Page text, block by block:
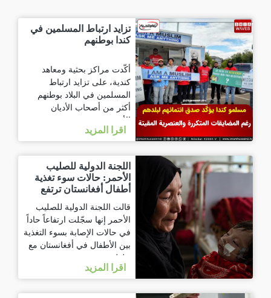
تزايد ارتباط المسلمين في
كندا بوطنهم
أكّدت مراكز بحثية ومعاهد
كندية، على تزايد ارتباط
المسلمين في البلاد بوطنهم
أكثر من أصحاب الأديان
الأخرى،
اقرا المزيد
اللجنة الدولية للصليب
الأحمر: حالات سوء تغذية
أطفال أفغانستان ترتفع
قالت اللجنة الدولية للصليب
الأحمر إنها سجّلت ارتفاعاً حاداً
في حالات الإصابة بسوء التغذية
بين الأطفال في أفغانستان مع
حلول
اقرا المزيد